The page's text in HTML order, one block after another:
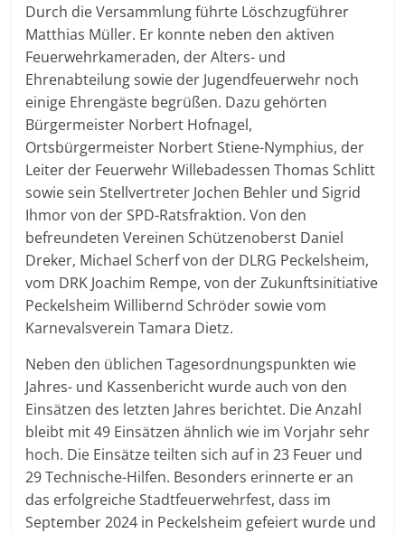
Durch die Versammlung führte Löschzugführer
Matthias Müller. Er konnte neben den aktiven
Feuerwehrkameraden, der Alters- und
Ehrenabteilung sowie der Jugendfeuerwehr noch
einige Ehrengäste begrüßen. Dazu gehörten
Bürgermeister Norbert Hofnagel,
Ortsbürgermeister Norbert Stiene-Nymphius, der
Leiter der Feuerwehr Willebadessen Thomas Schlitt
sowie sein Stellvertreter Jochen Behler und Sigrid
Ihmor von der SPD-Ratsfraktion. Von den
befreundeten Vereinen Schützenoberst Daniel
Dreker, Michael Scherf von der DLRG Peckelsheim,
vom DRK Joachim Rempe, von der Zukunftsinitiative
Peckelsheim Willibernd Schröder sowie vom
Karnevalsverein Tamara Dietz.
Neben den üblichen Tagesordnungspunkten wie
Jahres- und Kassenbericht wurde auch von den
Einsätzen des letzten Jahres berichtet. Die Anzahl
bleibt mit 49 Einsätzen ähnlich wie im Vorjahr sehr
hoch. Die Einsätze teilten sich auf in 23 Feuer und
29 Technische-Hilfen. Besonders erinnerte er an
das erfolgreiche Stadtfeuerwehrfest, dass im
September 2024 in Peckelsheim gefeiert wurde und